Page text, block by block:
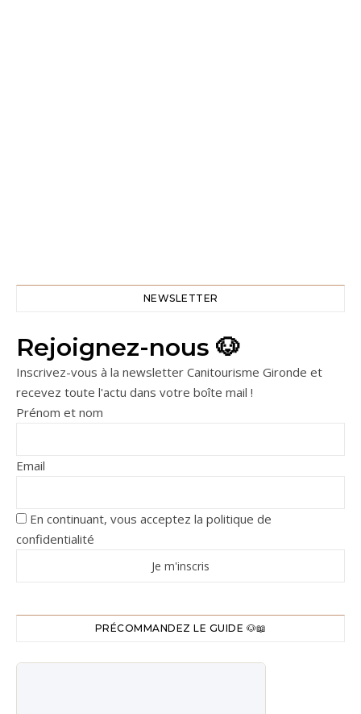
NEWSLETTER
Rejoignez-nous 🐶
Inscrivez-vous à la newsletter Canitourisme Gironde et
recevez toute l'actu dans votre boîte mail !
Prénom et nom
Email
En continuant, vous acceptez la politique de
confidentialité
PRÉCOMMANDEZ LE GUIDE 🐶📖